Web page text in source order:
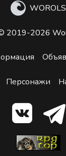
WOROLS
2019-2026
Персонажи